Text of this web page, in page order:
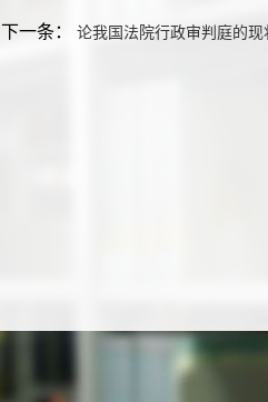
下一条： 论我国法院行政审判庭的现